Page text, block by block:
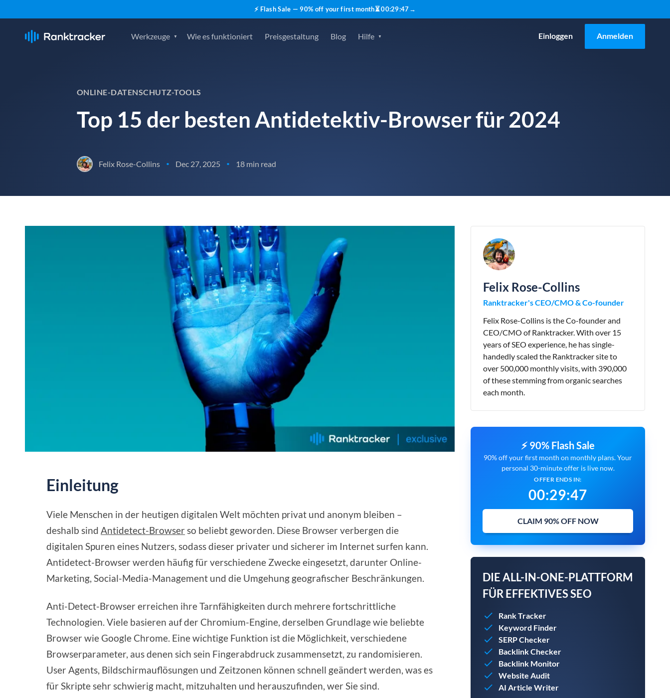
⚡ Flash Sale — 90% off your first month⏳00:29:45→
Werkzeuge Wie es funktioniert Preisgestaltung Blog Hilfe Einloggen Anmelden
ONLINE-DATENSCHUTZ-TOOLS
Top 15 der besten Antidetektiv-Browser für 2024
Felix Rose-Collins • Dec 27, 2025 • 18 min read
Einleitung
Viele Menschen in der heutigen digitalen Welt möchten privat und anonym bleiben –
deshalb sind Antidetect-Browser so beliebt geworden. Diese Browser verbergen die
digitalen Spuren eines Nutzers, sodass dieser privater und sicherer im Internet surfen kann.
Antidetect-Browser werden häufig für verschiedene Zwecke eingesetzt, darunter Online-
Marketing, Social-Media-Management und die Umgehung geografischer Beschränkungen.
Anti-Detect-Browser erreichen ihre Tarnfähigkeiten durch mehrere fortschrittliche
Technologien. Viele basieren auf der Chromium-Engine, derselben Grundlage wie beliebte
Browser wie Google Chrome. Eine wichtige Funktion ist die Möglichkeit, verschiedene
Browserparameter, aus denen sich sein Fingerabdruck zusammensetzt, zu randomisieren.
User Agents, Bildschirmauflösungen und Zeitzonen können schnell geändert werden, was es
für Skripte sehr schwierig macht, mitzuhalten und herauszufinden, wer Sie sind.
Felix Rose-Collins
Ranktracker's CEO/CMO & Co-founder
Felix Rose-Collins is the Co-founder and
CEO/CMO of Ranktracker. With over 15
years of SEO experience, he has single-
handedly scaled the Ranktracker site to
over 500,000 monthly visits, with 390,000
of these stemming from organic searches
each month.
⚡ 90% Flash Sale
90% off your first month on monthly plans. Your
personal 30-minute offer is live now.
OFFER ENDS IN:
00:29:45
CLAIM 90% OFF NOW
DIE ALL-IN-ONE-PLATTFORM
FÜR EFFEKTIVES SEO
Rank Tracker
Keyword Finder
SERP Checker
Backlink Checker
Backlink Monitor
Website Audit
AI Article Writer